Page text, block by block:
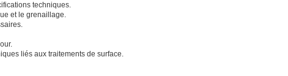
techniques.
et le grenaillage.
liés aux traitements de surface.